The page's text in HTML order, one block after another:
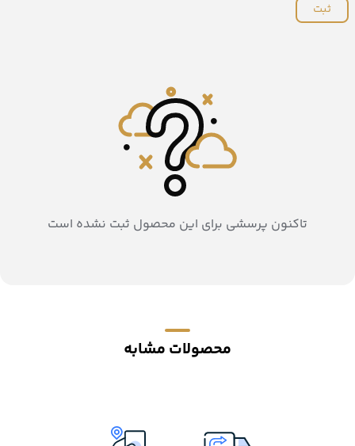
ثبت
تاکنون پرسشی برای این محصول ثبت نشده است
محصولات مشابه